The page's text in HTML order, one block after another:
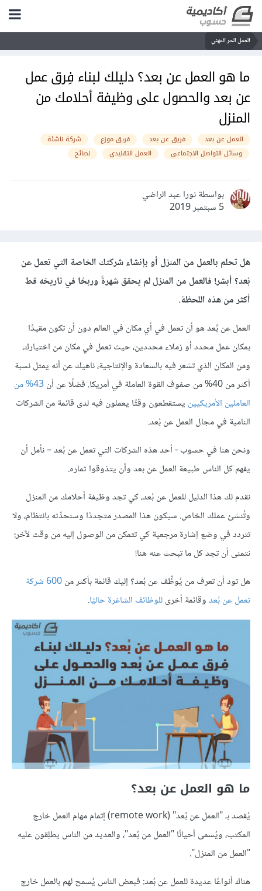
العمل الحر المهني
ما هو العمل عن بعد؟ دليلك لبناء فِرق عمل
عن بعد والحصول على وظيفة أحلامك من
المنزل
العمل عن بعد فريق عن بعد فريق موزع
شركة ناشئة
وسائل التواصل الاجتماعي
العمل التقليدي نصائح
بواسطة نورا عبد الراضي
5 سبتمبر 2019
هل تحلم بالعمل من المنزل أو بإنشاء شركتك الخاصة التي تعمل عن
بُعد؟ أبشر! فالعمل من المنزل لم يحقق شهرةً وربحًا في تاريخه قط
أكثر من هذه اللحظة.
العمل عن بُعد هو أن تعمل في أي مكان في العالم دون أن تكون مقيدًا
بمكان عمل محدد أو زملاء محددين، حيث تعمل في مكان من اختيارك،
ومن المكان الذي تشعر فيه بالسعادة والإنتاجية، ناهيك عن أنه يمثل نسبة
أكثر من 40% من صفوف القوة العاملة في أمريكا. فضلًا عن أن
43% من
العاملين الأمريكيين يستقطعون وقتًا يعملون فيه لدى قائمة من الشركات
النامية في مجال العمل عن بُعد.
ونحن هنا في حسوب - أحد هذه الشركات التي تعمل عن بُعد – نأمل أن
يفهم كل الناس طبيعة العمل عن بعد وأن يتذوقوا ثماره.
نقدم لك هذا الدليل للعمل عن بُعد، كي تجد وظيفة أحلامك من المنزل
وتُنشئ عملك الخاص. سيكون هذا المصدر متجددًا وسنحدِّثه بانتظام، ولا
تتردد في وضع إشارة مرجعية كي تتمكن من الوصول إليه من وقت لآخر؛
نتمنى أن تجد كل ما تبحث عنه هنا!
هل تود أن تعرف من يُوظِّف عن بُعد؟ إليك قائمة بأكثر من
600 شركة
تعمل عن بُعدوقائمة أخرىللوظائف الشاغرة حاليًا.
ما هو العمل عن بعد؟
يُقصد بـ "العمل عن بُعد" (remote work) إتمام مهام العمل خارج
المكتب، ويُسمى أحيانًا "العمل من بُعد"، والعديد من الناس يطلِقون عليه
"العمل من المنزل".
هناك أنواعًا عديدة للعمل عن بُعد: فبعض الناس يُسمح لهم بالعمل خارج